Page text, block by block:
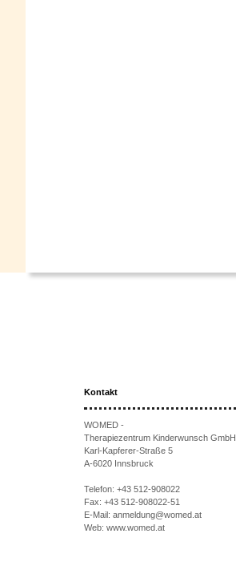
Kontakt
WOMED -
Therapiezentrum Kinderwunsch GmbH
Karl-Kapferer-Straße 5
A-6020 Innsbruck
Telefon: +43 512-908022
Fax: +43 512-908022-51
E-Mail: anmeldung@womed.at
Web: www.womed.at